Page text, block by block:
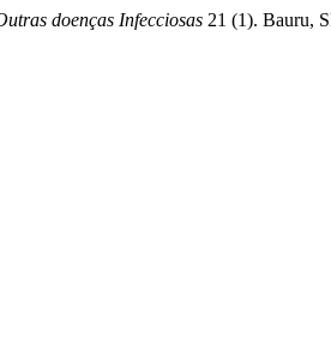
doenças Infecciosas 21 (1). Bauru,